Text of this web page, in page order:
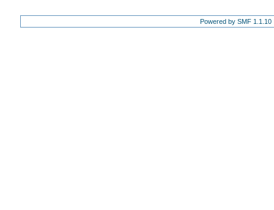
Powered by SMF 1.1.10